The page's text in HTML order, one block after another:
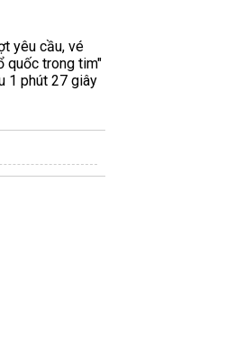
yêu cầu, vé
quốc trong tim"
1 phút 27 giây